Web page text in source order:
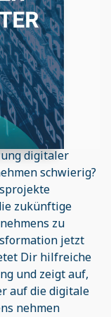
digitaler
schwierig?
zukünftige
zu
jetzt
Dir hilfreiche
und zeigt auf,
auf die digitale
nehmen